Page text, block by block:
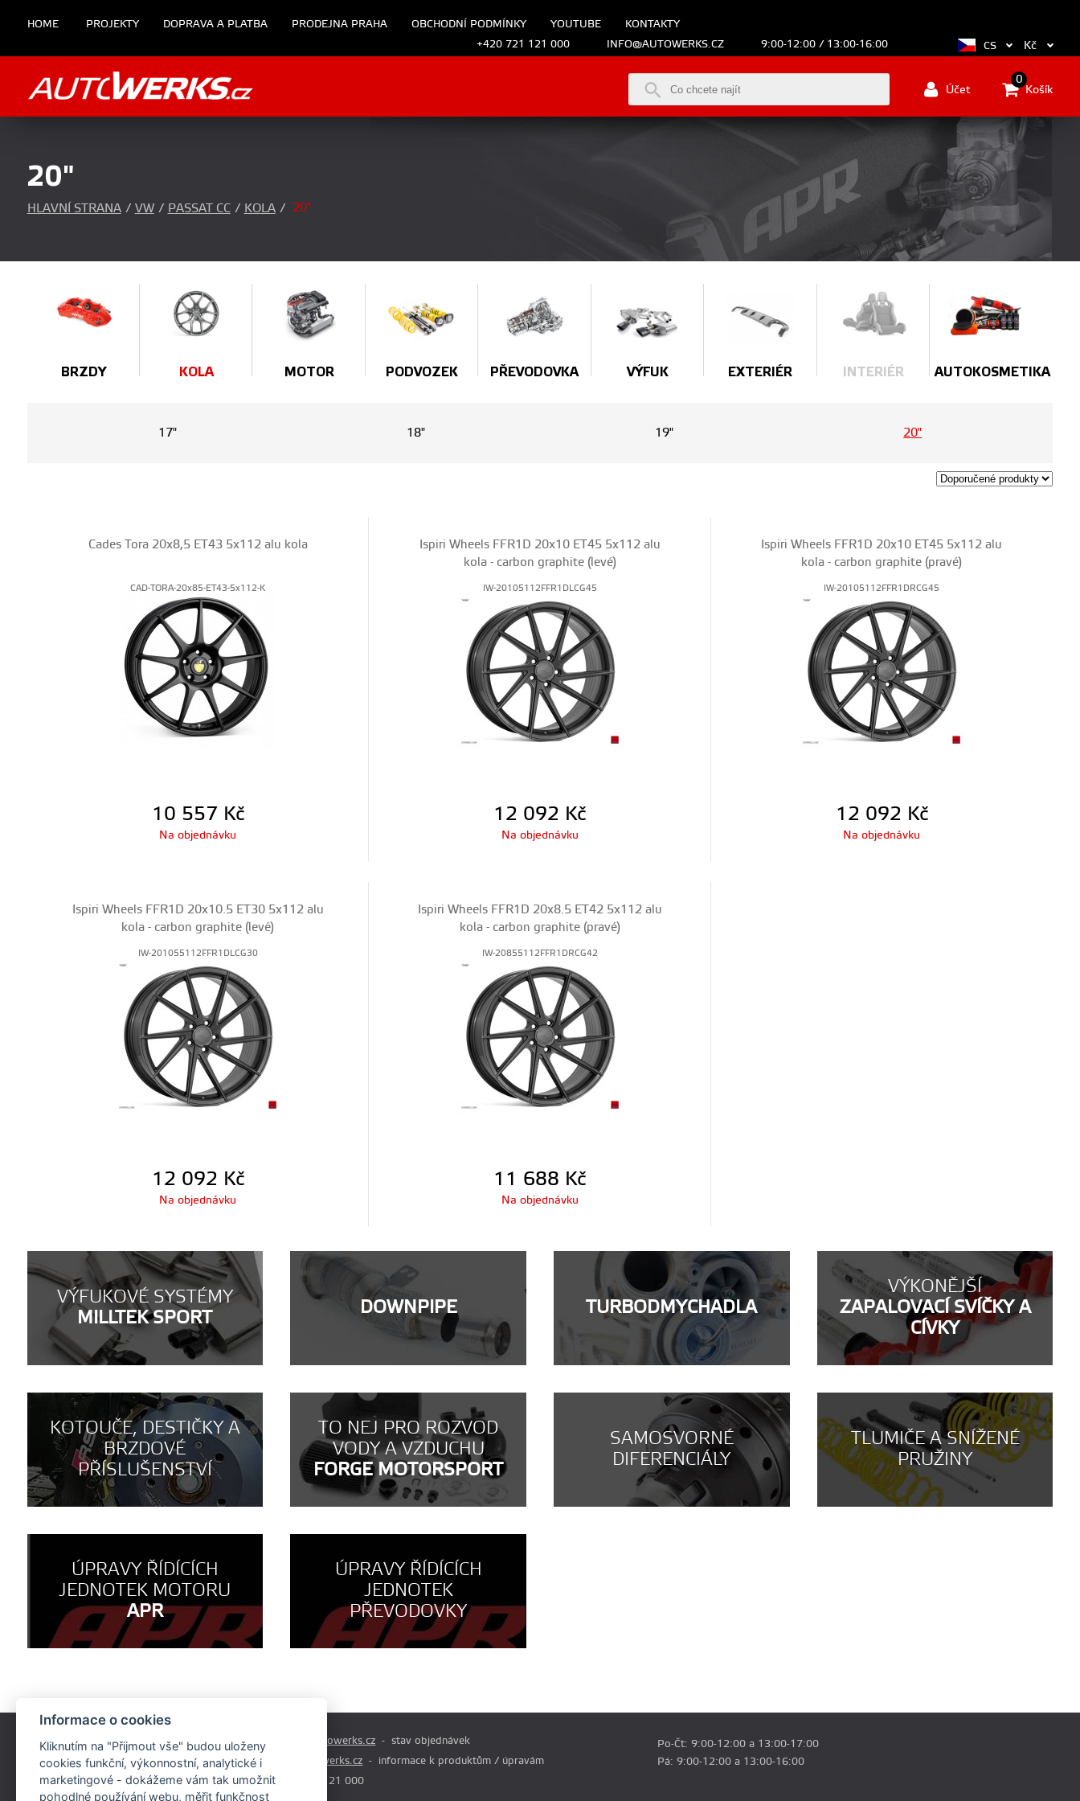
Informace o cookies
Kliknutím na "Přijmout vše" budou uloženy
cookies funkční, výkonnostní, analytické i
marketingové - dokážeme vám tak umožnit
pohodlné používání webu, měřit funkčnost
HOME PROJEKTY DOPRAVA A PLATBA PRODEJNA PRAHA OBCHODNÍ PODMÍNKY YOUTUBE
KONTAKTY
+420 721 121 000
INFO@AUTOWERKS.CZ 9:00-12:00 / 13:00-16:00 CS Kč
Účet Košík
0
20"
HLAVNÍ STRANA / VW / PASSAT CC / KOLA / 20"
BRZDY KOLA MOTOR PODVOZEK PŘEVODOVKA VÝFUK EXTERIÉR INTERIÉR AUTOKOSMETIKA
17" 18" 19" 20"
Cades Tora 20x8,5 ET43 5x112 alu kola
CAD-TORA-20x85-ET43-5x112-K
10 557 Kč
Na objednávku
Ispiri Wheels FFR1D 20x10 ET45 5x112 alu
kola - carbon graphite (levé)
IW-20105112FFR1DLCG45
12 092 Kč
Na objednávku
Ispiri Wheels FFR1D 20x10 ET45 5x112 alu
kola - carbon graphite (pravé)
IW-20105112FFR1DRCG45
12 092 Kč
Na objednávku
Ispiri Wheels FFR1D 20x10.5 ET30 5x112 alu
kola - carbon graphite (levé)
IW-201055112FFR1DLCG30
12 092 Kč
Na objednávku
Ispiri Wheels FFR1D 20x8.5 ET42 5x112 alu
kola - carbon graphite (pravé)
IW-20855112FFR1DRCG42
11 688 Kč
Na objednávku
VÝFUKOVÉ SYSTÉMY
MILLTEK SPORT
DOWNPIPE TURBODMYCHADLA
VÝKONĚJŠÍ
ZAPALOVACÍ SVÍČKY A
CÍVKY
KOTOUČE, DESTIČKY A
BRZDOVÉ
PŘÍSLUŠENSTVÍ
TO NEJ PRO ROZVOD
VODY A VZDUCHU
FORGE MOTORSPORT
SAMOSVORNÉ
DIFERENCIÁLY
TLUMIČE A SNÍŽENÉ
PRUŽINY
ÚPRAVY ŘÍDÍCÍCH
JEDNOTEK MOTORU
APR
ÚPRAVY ŘÍDÍCÍCH
JEDNOTEK
PŘEVODOVKY
Českobrodská 179
Praha - Běchovice
19011
prodej@autowerks.cz
stav objednávek
info@autowerks.cz
informace k produktům / úpravám
+420 721 121 000
Po-Čt: 9:00-12:00 a 13:00-17:00
Pá: 9:00-12:00 a 13:00-16:00